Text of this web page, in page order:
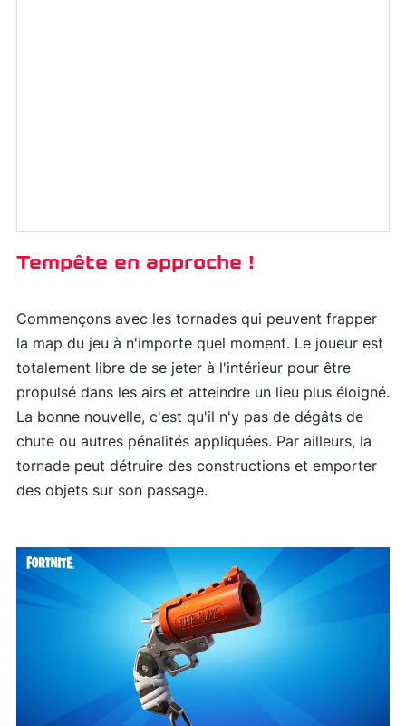
Tempête en approche !
Commençons avec les tornades qui peuvent frapper
la map du jeu à n'importe quel moment. Le joueur est
totalement libre de se jeter à l'intérieur pour être
propulsé dans les airs et atteindre un lieu plus éloigné.
La bonne nouvelle, c'est qu'il n'y pas de dégâts de
chute ou autres pénalités appliquées. Par ailleurs, la
tornade peut détruire des constructions et emporter
des objets sur son passage.